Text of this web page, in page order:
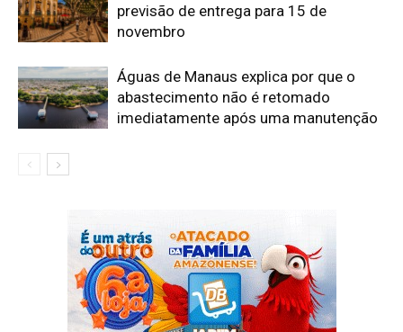
previsão de entrega para 15 de
novembro
Águas de Manaus explica por que o
abastecimento não é retomado
imediatamente após uma manutenção